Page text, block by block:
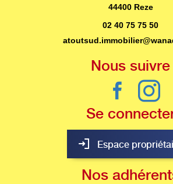
44400 Reze
02 40 75 75 50
nous suivre
se
Espace
nos